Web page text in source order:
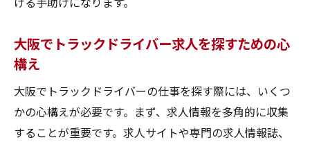
口コミを参考に求人を選ぶ際の注意点
大阪でおすすめのトラックドライバー求人情報
サイトと雑誌
大阪のトラックドライバー求人情報サイト
大阪でトラックドライバー求人を探すための心
構え
大阪でトラックドライバーの仕事を探す際には、いくつ
かの心構えが必要です。まず、求人情報を多角的に収集
することが重要です。求人サイトや専門の求人情報誌、